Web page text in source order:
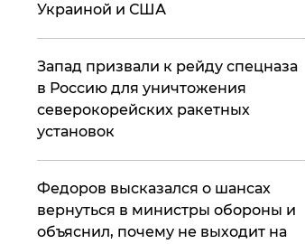
Украиной и США
Запад призвали к рейду спецназа
в Россию для уничтожения
северокорейских ракетных
установок
Федоров высказался о шансах
вернуться в министры обороны и
объяснил, почему не выходит на